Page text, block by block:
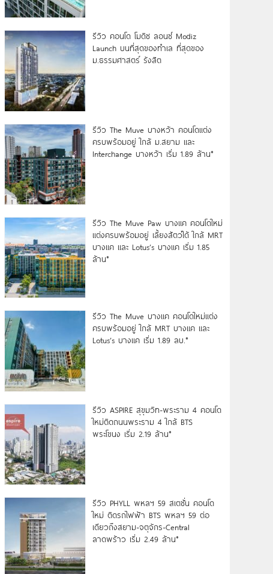
รีวิว คอนโด โมดิซ ลอนซ์ Modiz
Launch บนที่สุดของทำเล ที่สุดของ
ม.ธรรมศาสตร์ รังสิต
รีวิว The Muve บางหว้า คอนโดแต่ง
ครบพร้อมอยู่ ใกล้ ม.สยาม และ
Interchange บางหว้า เริ่ม 1.89 ล้าน*
รีวิว The Muve Paw บางแค คอนโดใหม่
แต่งครบพร้อมอยู่ เลี้ยงสัตว์ได้ ใกล้ MRT
บางแค และ Lotus’s บางแค เริ่ม 1.85
ล้าน*
รีวิว The Muve บางแค คอนโดใหม่แต่ง
ครบพร้อมอยู่ ใกล้ MRT บางแค และ
Lotus’s บางแค เริ่ม 1.89 ลบ.*
รีวิว ASPIRE สุขุมวิท-พระราม 4 คอนโด
ใหม่ติดถนนพระราม 4 ใกล้ BTS
พระโขนง เริ่ม 2.19 ล้าน*
รีวิว PHYLL พหลฯ 59 สเตชั่น คอนโด
ใหม่ ติดรถไฟฟ้า BTS พหลฯ 59 ต่อ
เดียวถึงสยาม-จตุจักร-Central
ลาดพร้าว เริ่ม 2.49 ล้าน*